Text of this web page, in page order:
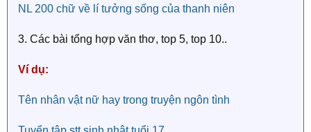
NL 200 chữ về lí tưởng sống của thanh niên
3. Các bài tổng hợp văn thơ, top 5, top 10..
Ví dụ:
Tên nhân vật nữ hay trong truyện ngôn tình